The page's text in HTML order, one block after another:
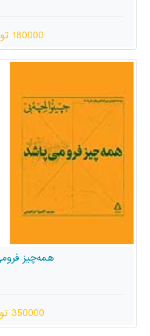
180000 تومان
همه‌چیز فرومی‌پاشد
350000 تومان